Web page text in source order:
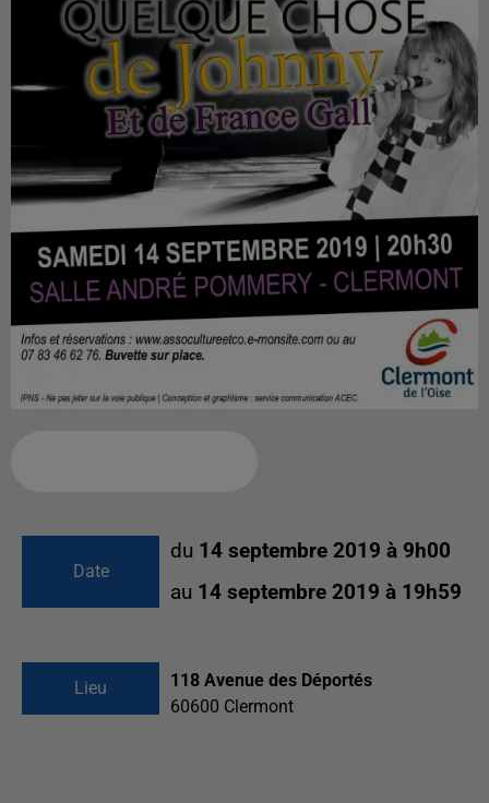
Date
du 14 septembre 2019 à 9h00
au 14 septembre 2019 à 19h59
Lieu
118 Avenue des Déportés
60600 Clermont